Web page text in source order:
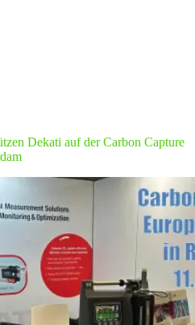
Dekati auf der Carbon Capture